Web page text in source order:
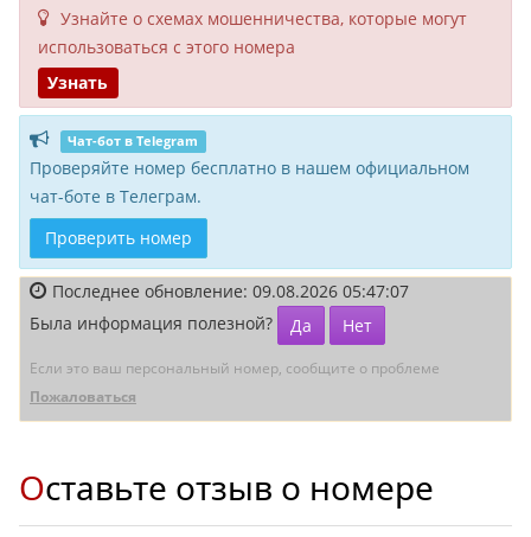
Узнайте о схемах мошенни­чества, кото­рые могут
исполь­зоваться с этого номера
Узнать
Чат-бот в Telegram
Проверяйте номер бесплатно в нашем официальном
чат-боте в Телеграм.
Проверить номер
Последнее обновление: 09.08.2026 05:47:07
Была информация полезной?
Да Нет
Если это ваш персональный номер, сообщите о проблеме
Пожаловаться
Оставьте отзыв о номере